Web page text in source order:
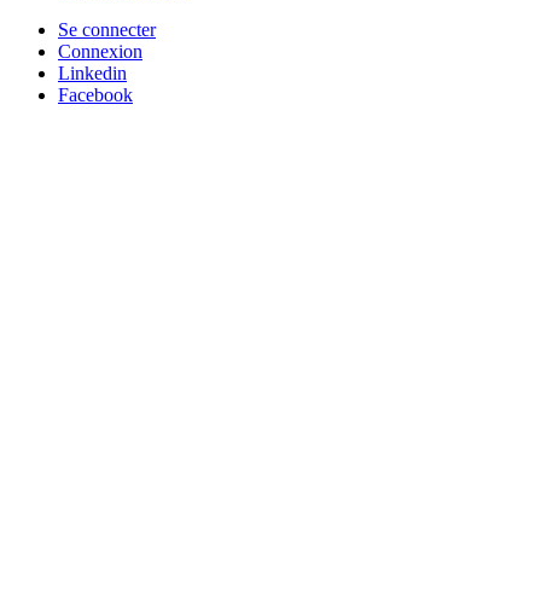
Se connecter
Connexion
Linkedin
Facebook